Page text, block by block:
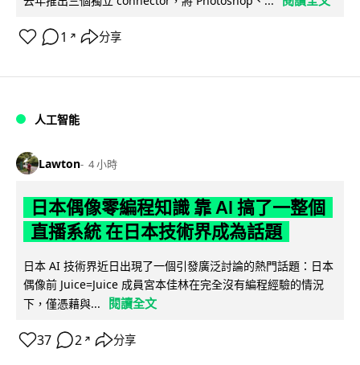
1 ↗ 分享
人工智能
Lawton 4 小時
日本偶像零編程知識 靠 AI 搞了一整個
直播系統 在日本技術界成為話題
日本 AI 技術界近日出現了一個引發廣泛討論的熱門話題：日本
偶像前 Juice=Juice 成員宮本佳林在完全沒有編程經驗的情況
下，僅憑藉與...
閱讀全文
37 2 ↗ 分享